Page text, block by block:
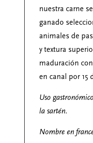
nuestra carne
ganado
animales de
y textura
maduración
en canal por 15
Uso
la sartén.
Nombre en